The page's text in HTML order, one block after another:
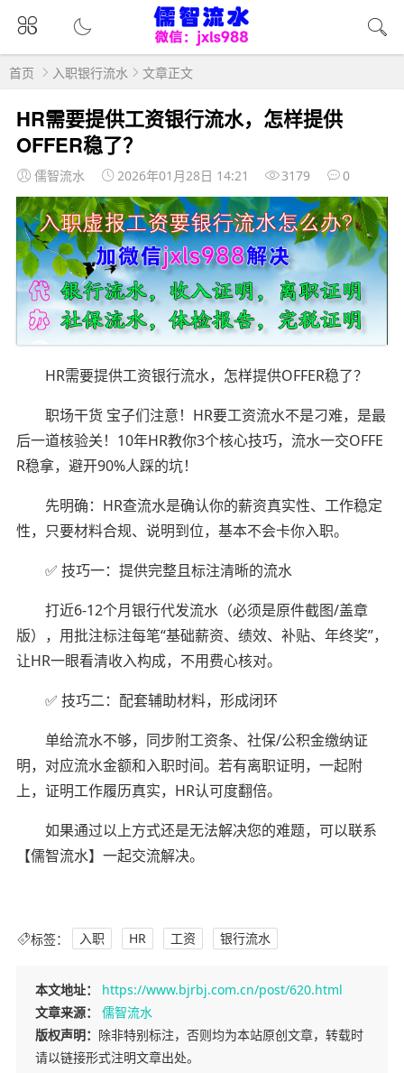
首页 入职银行流水 文章正文
HR需要提供工资银行流水，怎样提供
OFFER稳了？
儒智流水 2026年01月28日 14:21 3179 0
HR需要提供工资银行流水，怎样提供OFFER稳了？
职场干货 宝子们注意！HR要工资流水不是刁难，是最
后一道核验关！10年HR教你3个核心技巧，流水一交OFFE
R稳拿，避开90%人踩的坑！
先明确：HR查流水是确认你的薪资真实性、工作稳定
性，只要材料合规、说明到位，基本不会卡你入职。
✅ 技巧一：提供完整且标注清晰的流水
打近6-12个月银行代发流水（必须是原件截图/盖章
版），用批注标注每笔“基础薪资、绩效、补贴、年终奖”，
让HR一眼看清收入构成，不用费心核对。
✅ 技巧二：配套辅助材料，形成闭环
单给流水不够，同步附工资条、社保/公积金缴纳证
明，对应流水金额和入职时间。若有离职证明，一起附
上，证明工作履历真实，HR认可度翻倍。
如果通过以上方式还是无法解决您的难题，可以联系
【儒智流水】一起交流解决。
标签： 入职 HR 工资 银行流水
本文地址：
https://www.bjrbj.com.cn/post/620.html
文章来源：
儒智流水
版权声明： 除非特别标注，否则均为本站原创文章，转载时
请以链接形式注明文章出处。